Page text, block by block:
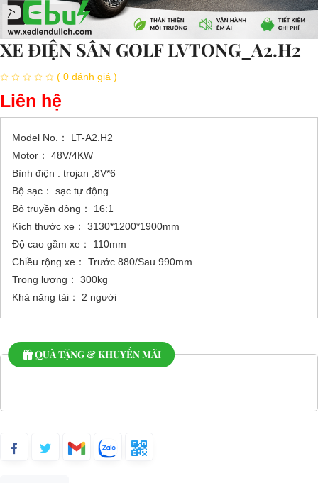
XE ĐIỆN SÂN GOLF LVTONG_A2.H2
( 0 đánh giá )
Liên hệ
Model No.： LT-A2.H2
Motor： 48V/4KW
Bình điện : trojan ,8V*6
Bộ sạc： sạc tự động
Bộ truyền động： 16:1
Kích thước xe： 3130*1200*1900mm
Độ cao gầm xe： 110mm
Chiều rộng xe： Trước 880/Sau 990mm
Trọng lượng： 300kg
Khả năng tải： 2 người
QUÀ TẶNG & KHUYẾN MÃI